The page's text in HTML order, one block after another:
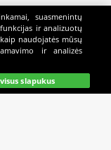
Kazino
suasmenintų
ir analizuotų
naudojatės mūsų
ir analizės
slapukus